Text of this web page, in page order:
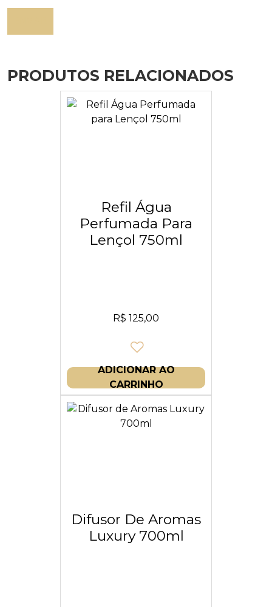
PRODUTOS RELACIONADOS
Refil Água
Perfumada Para
Lençol 750ml
R$ 125,00
ADICIONAR AO
CARRINHO
Difusor De Aromas
Luxury 700ml